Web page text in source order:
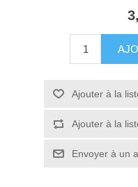
Ajouter à la
Ajouter à la
Envoyer à un